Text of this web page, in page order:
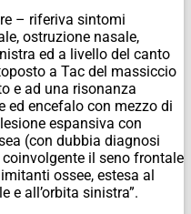
– riferiva sintomi
ostruzione nasale,
ed a livello del canto
a Tac del massiccio
e ad una risonanza
ed encefalo con mezzo di
espansiva con
(con dubbia diagnosi
il seno frontale
ossee, estesa al
e all’orbita sinistra”.